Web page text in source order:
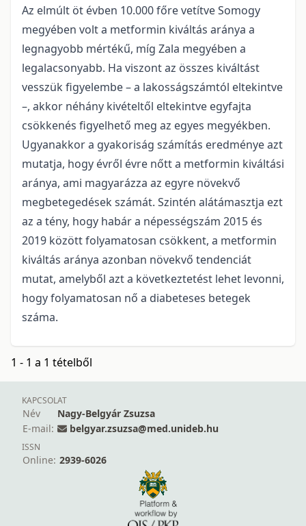
Az elmúlt öt évben 10.000 főre vetítve Somogy
megyében volt a metformin kiváltás aránya a
legnagyobb mértékű, míg Zala megyében a
legalacsonyabb. Ha viszont az összes kiváltást
vesszük figyelembe – a lakosságszámtól eltekintve
–, akkor néhány kivételtől eltekintve egyfajta
csökkenés figyelhető meg az egyes megyékben.
Ugyanakkor a gyakoriság számítás eredménye azt
mutatja, hogy évről évre nőtt a metformin kiváltási
aránya, ami magyarázza az egyre növekvő
megbetegedések számát. Szintén alátámasztja ezt
az a tény, hogy habár a népességszám 2015 és
2019 között folyamatosan csökkent, a metformin
kiváltás aránya azonban növekvő tendenciát
mutat, amelyből azt a következtetést lehet levonni,
hogy folyamatosan nő a diabeteses betegek
száma.
1 - 1 a 1 tételből
KAPCSOLAT
Név
Nagy-Belgyár Zsuzsa
E-mail:
belgyar.zsuzsa@med.unideb.hu
ISSN
Online: 2939-6026